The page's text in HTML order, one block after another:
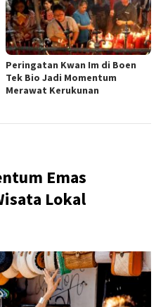
Peringatan Kwan Im di Boen
Tek Bio Jadi Momentum
Merawat Kerukunan
Emas
Lokal